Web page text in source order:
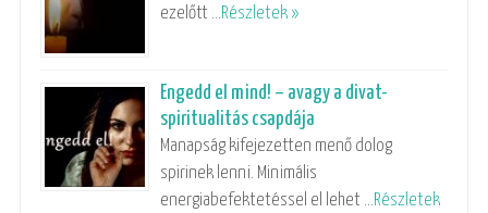
ezelőtt …Részletek »
Engedd el mind! – avagy a divat-
spiritualitás csapdája
Manapság kifejezetten menő dolog
spirinek lenni. Minimális
energiabefektetéssel el lehet …Részletek